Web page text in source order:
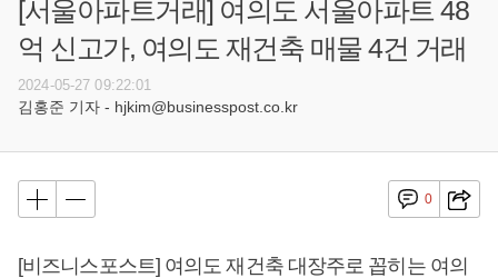
[서울아파트거래] 여의도 서울아파트 48
억 신고가, 여의도 재건축 매물 4건 거래
2024-05-27 09:22:01
김홍준 기자 - hjkim@businesspost.co.kr
0
[비즈니스포스트] 여의도 재건축 대장주로 꼽히는 여의